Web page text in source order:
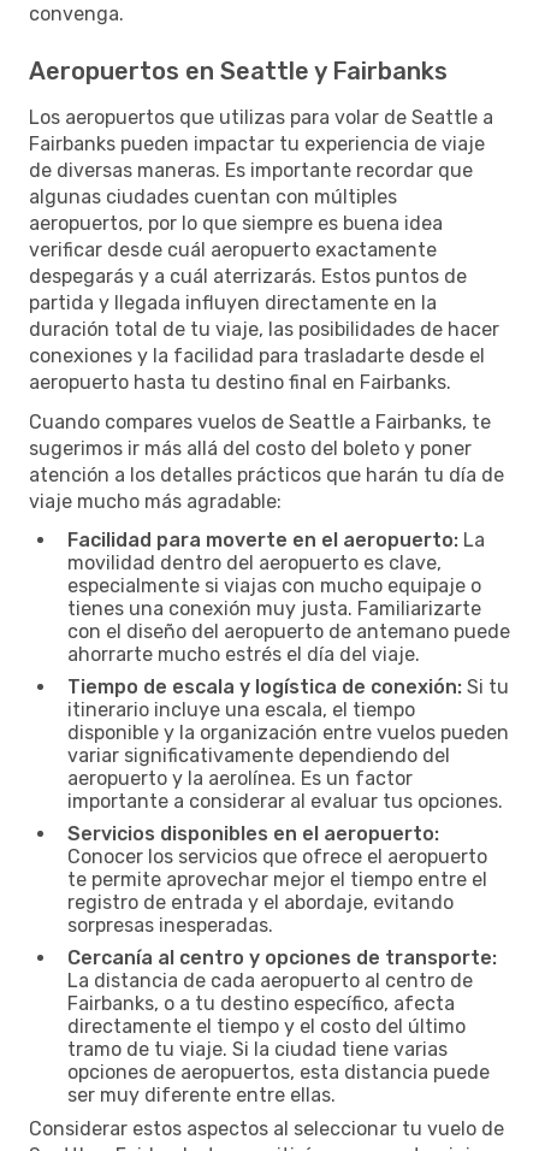
convenga.
Aeropuertos en Seattle y Fairbanks
Los aeropuertos que utilizas para volar de Seattle a
Fairbanks pueden impactar tu experiencia de viaje
de diversas maneras. Es importante recordar que
algunas ciudades cuentan con múltiples
aeropuertos, por lo que siempre es buena idea
verificar desde cuál aeropuerto exactamente
despegarás y a cuál aterrizarás. Estos puntos de
partida y llegada influyen directamente en la
duración total de tu viaje, las posibilidades de hacer
conexiones y la facilidad para trasladarte desde el
aeropuerto hasta tu destino final en Fairbanks.
Cuando compares vuelos de Seattle a Fairbanks, te
sugerimos ir más allá del costo del boleto y poner
atención a los detalles prácticos que harán tu día de
viaje mucho más agradable:
Facilidad para moverte en el aeropuerto: La
movilidad dentro del aeropuerto es clave,
especialmente si viajas con mucho equipaje o
tienes una conexión muy justa. Familiarizarte
con el diseño del aeropuerto de antemano puede
ahorrarte mucho estrés el día del viaje.
Tiempo de escala y logística de conexión: Si tu
itinerario incluye una escala, el tiempo
disponible y la organización entre vuelos pueden
variar significativamente dependiendo del
aeropuerto y la aerolínea. Es un factor
importante a considerar al evaluar tus opciones.
Servicios disponibles en el aeropuerto:
Conocer los servicios que ofrece el aeropuerto
te permite aprovechar mejor el tiempo entre el
registro de entrada y el abordaje, evitando
sorpresas inesperadas.
Cercanía al centro y opciones de transporte:
La distancia de cada aeropuerto al centro de
Fairbanks, o a tu destino específico, afecta
directamente el tiempo y el costo del último
tramo de tu viaje. Si la ciudad tiene varias
opciones de aeropuertos, esta distancia puede
ser muy diferente entre ellas.
Considerar estos aspectos al seleccionar tu vuelo de